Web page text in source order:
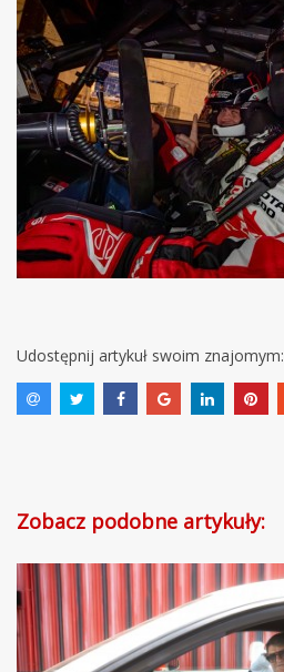
Udostępnij artykuł swoim znajomym:
Zobacz podobne artykuły: